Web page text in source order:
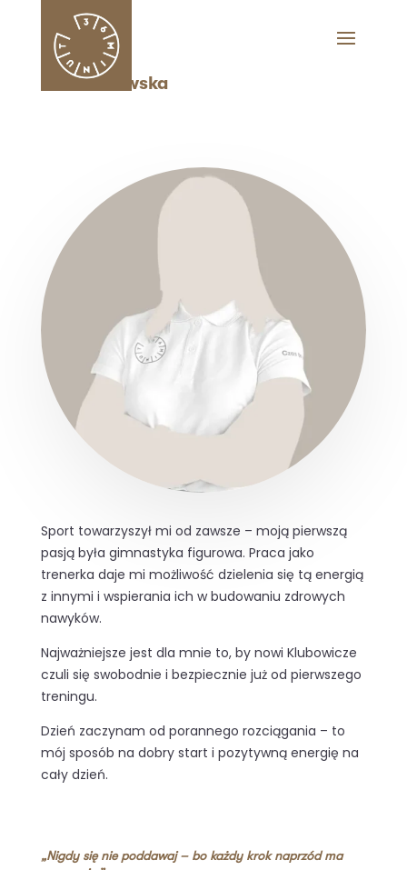
Julia Kitowska
Sport towarzyszył mi od zawsze – moją pierwszą
pasją była gimnastyka figurowa. Praca jako
trenerka daje mi możliwość dzielenia się tą energią
z innymi i wspierania ich w budowaniu zdrowych
nawyków.
Najważniejsze jest dla mnie to, by nowi Klubowicze
czuli się swobodnie i bezpiecznie już od pierwszego
treningu.
Dzień zaczynam od porannego rozciągania – to
mój sposób na dobry start i pozytywną energię na
cały dzień.
„Nigdy się nie poddawaj – bo każdy krok naprzód ma